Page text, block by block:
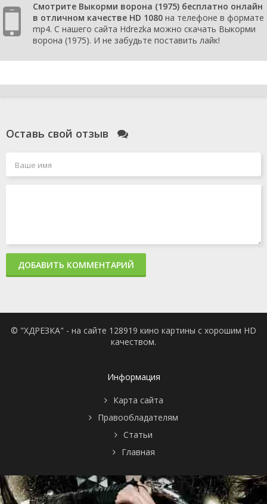
Смотрите Выкорми ворона (1975) бесплатно онлайн
в отличном качестве HD 1080 на телефоне в формате
mp4. С нашего сайта Hdrezka можно скачать Выкорми
ворона (1975). И не забудьте поставить лайк!
Оставь свой отзыв
ДОБАВИТЬ КОММЕНТАРИЙ
© "ХДРЕЗКА" - на сайте 128919 кино картины с хорошим HD
качеством.
Информация
Карта сайта
Правообладателям
Статьи
Главная